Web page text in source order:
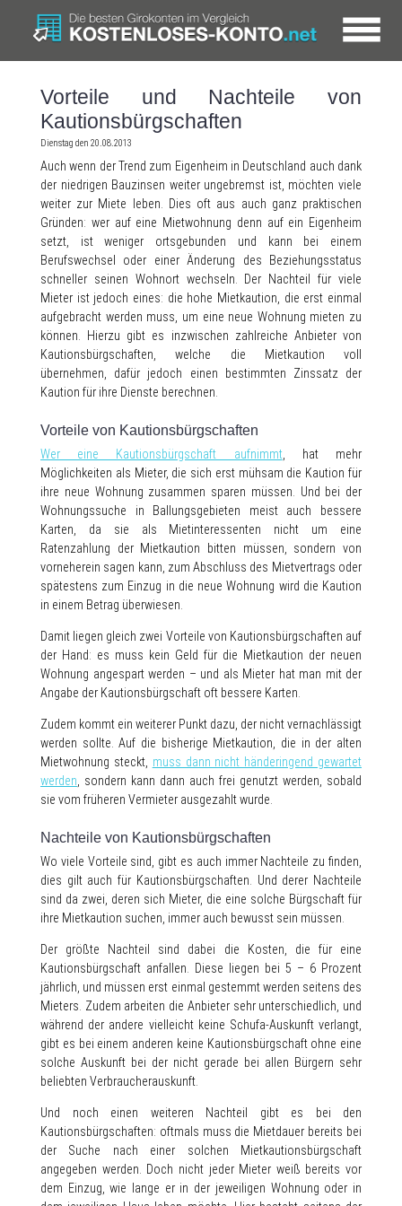
Vorteile und Nachteile von
Kautionsbürgschaften
Dienstag den 20.08.2013
Auch wenn der Trend zum Eigenheim in Deutschland auch dank
der niedrigen Bauzinsen weiter ungebremst ist, möchten viele
weiter zur Miete leben. Dies oft aus auch ganz praktischen
Gründen: wer auf eine Mietwohnung denn auf ein Eigenheim
setzt, ist weniger ortsgebunden und kann bei einem
Berufswechsel oder einer Änderung des Beziehungsstatus
schneller seinen Wohnort wechseln. Der Nachteil für viele
Mieter ist jedoch eines: die hohe Mietkaution, die erst einmal
aufgebracht werden muss, um eine neue Wohnung mieten zu
können. Hierzu gibt es inzwischen zahlreiche Anbieter von
Kautionsbürgschaften, welche die Mietkaution voll
übernehmen, dafür jedoch einen bestimmten Zinssatz der
Kaution für ihre Dienste berechnen.
Vorteile von Kautionsbürgschaften
Wer eine Kautionsbürgschaft aufnimmt, hat mehr
Möglichkeiten als Mieter, die sich erst mühsam die Kaution für
ihre neue Wohnung zusammen sparen müssen. Und bei der
Wohnungssuche in Ballungsgebieten meist auch bessere
Karten, da sie als Mietinteressenten nicht um eine
Ratenzahlung der Mietkaution bitten müssen, sondern von
vorneherein sagen kann, zum Abschluss des Mietvertrags oder
spätestens zum Einzug in die neue Wohnung wird die Kaution
in einem Betrag überwiesen.
Damit liegen gleich zwei Vorteile von Kautionsbürgschaften auf
der Hand: es muss kein Geld für die Mietkaution der neuen
Wohnung angespart werden – und als Mieter hat man mit der
Angabe der Kautionsbürgschaft oft bessere Karten.
Zudem kommt ein weiterer Punkt dazu, der nicht vernachlässigt
werden sollte. Auf die bisherige Mietkaution, die in der alten
Mietwohnung steckt, muss dann nicht händeringend gewartet
werden , sondern kann dann auch frei genutzt werden, sobald
sie vom früheren Vermieter ausgezahlt wurde.
Nachteile von Kautionsbürgschaften
Wo viele Vorteile sind, gibt es auch immer Nachteile zu finden,
dies gilt auch für Kautionsbürgschaften. Und derer Nachteile
sind da zwei, deren sich Mieter, die eine solche Bürgschaft für
ihre Mietkaution suchen, immer auch bewusst sein müssen.
Der größte Nachteil sind dabei die Kosten, die für eine
Kautionsbürgschaft anfallen. Diese liegen bei 5 – 6 Prozent
jährlich, und müssen erst einmal gestemmt werden seitens des
Mieters. Zudem arbeiten die Anbieter sehr unterschiedlich, und
während der andere vielleicht keine Schufa-Auskunft verlangt,
gibt es bei einem anderen keine Kautionsbürgschaft ohne eine
solche Auskunft bei der nicht gerade bei allen Bürgern sehr
beliebten Verbraucherauskunft.
Und noch einen weiteren Nachteil gibt es bei den
Kautionsbürgschaften: oftmals muss die Mietdauer bereits bei
der Suche nach einer solchen Mietkautionsbürgschaft
angegeben werden. Doch nicht jeder Mieter weiß bereits vor
dem Einzug, wie lange er in der jeweiligen Wohnung oder in